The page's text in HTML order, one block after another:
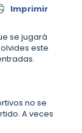
Imprimir
se jugará
este
no se
A veces